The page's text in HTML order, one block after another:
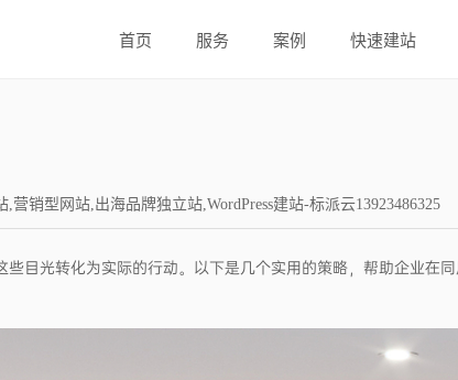
首页 服务 案例 快速建站
型网站,出海品牌独立站,WordPress建站-标派云13923486325
目光转化为实际的行动。以下是几个实用的策略，帮助企业在同